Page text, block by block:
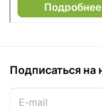
Подробнее
Подписаться на